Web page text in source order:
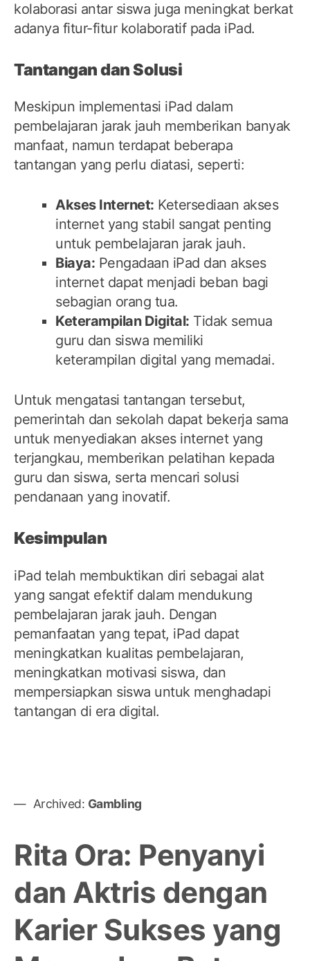
kolaborasi antar siswa juga meningkat berkat
adanya fitur-fitur kolaboratif pada iPad.
Tantangan dan Solusi
Meskipun implementasi iPad dalam
pembelajaran jarak jauh memberikan banyak
manfaat, namun terdapat beberapa
tantangan yang perlu diatasi, seperti:
Akses Internet: Ketersediaan akses
internet yang stabil sangat penting
untuk pembelajaran jarak jauh.
Biaya: Pengadaan iPad dan akses
internet dapat menjadi beban bagi
sebagian orang tua.
Keterampilan Digital: Tidak semua
guru dan siswa memiliki
keterampilan digital yang memadai.
Untuk mengatasi tantangan tersebut,
pemerintah dan sekolah dapat bekerja sama
untuk menyediakan akses internet yang
terjangkau, memberikan pelatihan kepada
guru dan siswa, serta mencari solusi
pendanaan yang inovatif.
Kesimpulan
iPad telah membuktikan diri sebagai alat
yang sangat efektif dalam mendukung
pembelajaran jarak jauh. Dengan
pemanfaatan yang tepat, iPad dapat
meningkatkan kualitas pembelajaran,
meningkatkan motivasi siswa, dan
mempersiapkan siswa untuk menghadapi
tantangan di era digital.
Archived: Gambling
Rita Ora: Penyanyi
dan Aktris dengan
Karier Sukses yang